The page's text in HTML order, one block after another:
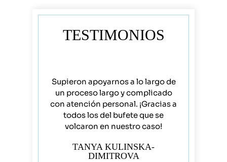
TESTIMONIOS
Supieron apoyarnos a lo largo de
un proceso largo y complicado
con atención personal. ¡Gracias a
todos los del bufete que se
volcaron en nuestro caso!
TANYA KULINSKA-
DIMITROVA